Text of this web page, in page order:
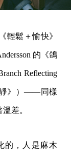
輕鬆＋愉快》
的《鴿
Reflecting
靜》）——同樣
差。
的，人是麻木